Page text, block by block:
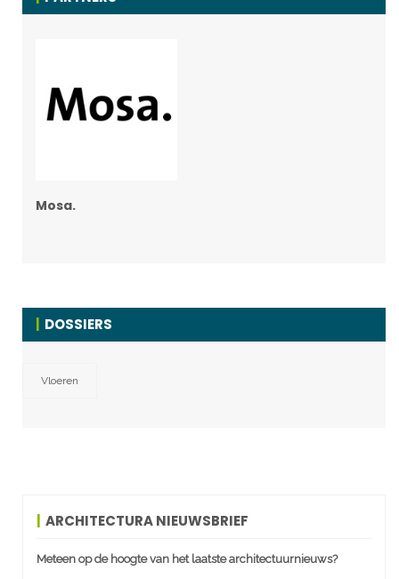
Mosa.
DOSSIERS
Vloeren
ARCHITECTURA NIEUWSBRIEF
Meteen op de hoogte van het laatste architectuurnieuws?